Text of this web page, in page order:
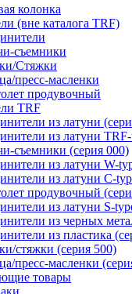
колонка
(вне каталога TRF)
cъемники
Стяжки
пресс-масленки
продувочный
TRF
из латуни
из латуни
съемники (серия 000)
из латуни W-
из латуни С-
продувочный
из латуни S-
из черных
из пластика
стяжки (серия 500)
пресс-масленки
товары